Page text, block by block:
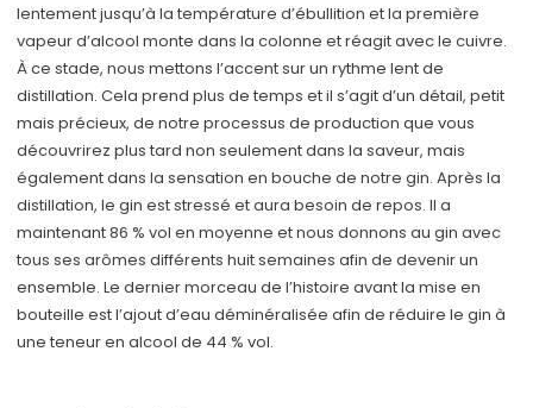
lentement jusqu’à la température d’ébullition et la première
vapeur d’alcool monte dans la colonne et réagit avec le cuivre.
À ce stade, nous mettons l’accent sur un rythme lent de
distillation. Cela prend plus de temps et il s’agit d’un détail, petit
mais précieux, de notre processus de production que vous
découvrirez plus tard non seulement dans la saveur, mais
également dans la sensation en bouche de notre gin. Après la
distillation, le gin est stressé et aura besoin de repos. Il a
maintenant 86 % vol en moyenne et nous donnons au gin avec
tous ses arômes différents huit semaines afin de devenir un
ensemble. Le dernier morceau de l’histoire avant la mise en
bouteille est l’ajout d’eau déminéralisée afin de réduire le gin à
une teneur en alcool de 44 % vol.